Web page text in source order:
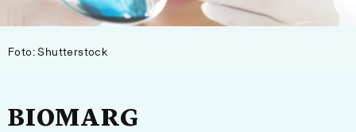
Foto: Shutterstock
BIOMARG